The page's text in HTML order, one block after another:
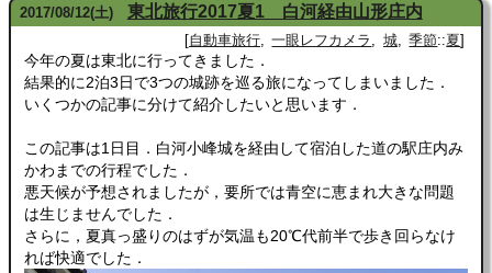
2017/08/12(土) 東北旅行2017夏1 白河経由山形庄内
自動車旅行 一眼レフカメラ 城 季節::夏
今年の夏は東北に行ってきました．
結果的に2泊3日で3つの城跡を巡る旅になってしまいました．
いくつかの記事に分けて紹介したいと思います．
この記事は1日目．白河小峰城を経由して宿泊した道の駅庄内み
かわまでの行程でした．
悪天候が予想されましたが，要所では青空に恵まれ大きな問題
は生じませんでした．
さらに，夏真っ盛りのはずが気温も20℃代前半で歩き回らなけ
れば快適でした．